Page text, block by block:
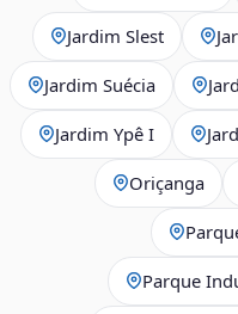
Jardim Slest
Jardim Suécia
Jardim Ypê I
Oriçanga
Parque